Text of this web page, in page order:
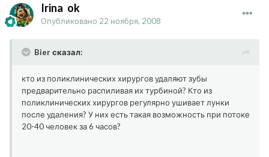
Irina_ok
Опубликовано 22 ноября, 2008
Bier сказал:
кто из поликлинических хирургов удаляют зубы
предварительно распиливая их турбиной? Кто из
поликлинических хирургов регулярно ушивает лунки
после удаления? У них есть такая возможность при потоке
20-40 человек за 6 часов?